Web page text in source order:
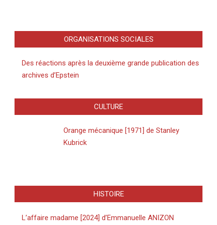
ORGANISATIONS SOCIALES
Des réactions après la deuxième grande publication des
archives d’Epstein
CULTURE
Orange mécanique [1971] de Stanley
Kubrick
HISTOIRE
L’affaire madame [2024] d’Emmanuelle ANIZON